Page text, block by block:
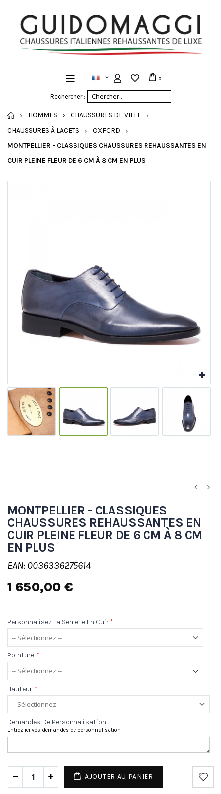
Rechercher :
0
ACCUEIL
HOMMES
CHAUSSURES DE VILLE
CHAUSSURES À LACETS
OXFORD
MONTPELLIER - CLASSIQUES CHAUSSURES REHAUSSANTES EN
CUIR PLEINE FLEUR DE 6 CM À 8 CM EN PLUS
MONTPELLIER - CLASSIQUES
CHAUSSURES REHAUSSANTES EN
CUIR PLEINE FLEUR DE 6 CM À 8 CM
EN PLUS
EAN: 0036336275614
1 650,00 €
Personnalisez La Semelle En Cuir *
Pointure *
Hauteur *
Demandes De Personnalisation
Entrez ici vos demandes de personnalisation
AJOUTER AU PANIER